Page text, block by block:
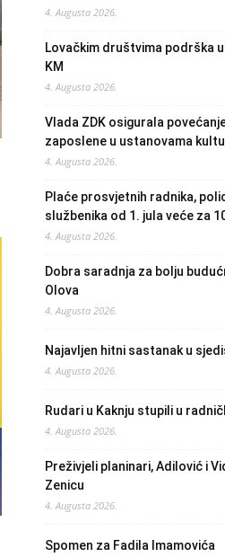
4. Augusta 2026.
Lovačkim društvima podrška
KM
4. Augusta 2026.
Vlada ZDK osigurala
zaposlene u ustanovama
4. Augusta 2026.
Plaće prosvjetnih radnika,
službenika od 1. jula veće za
4. Augusta 2026.
Dobra saradnja za bolju
Olova
4. Augusta 2026.
Najavljen hitni sastanak u
4. Augusta 2026.
Rudari u Kaknju stupili u
4. Augusta 2026.
Preživjeli planinari, Adilović i
Zenicu
4. Augusta 2026.
Spomen za Fadila Imamovića